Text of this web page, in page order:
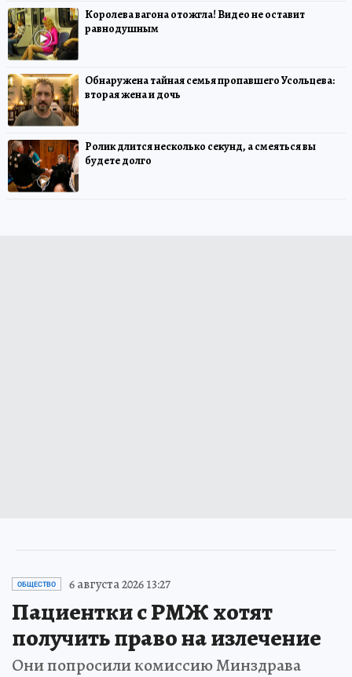
Королева вагона отожгла! Видео не оставит
равнодушным
Обнаружена тайная семья пропавшего Усольцева:
вторая жена и дочь
Ролик длится несколько секунд, а смеяться вы
будете долго
ОБЩЕСТВО 6 августа 2026 13:27
Пациентки с РМЖ хотят
получить право на излечение
Они попросили комиссию Минздрава